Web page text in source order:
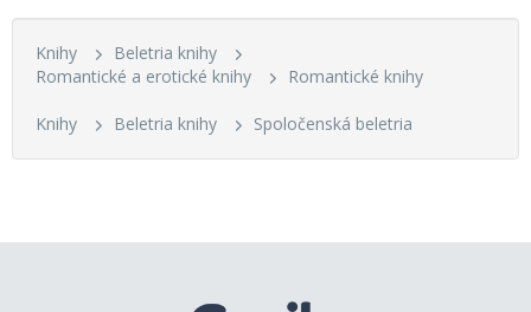
Knihy
Beletria knihy
Romantické a erotické knihy
Romantické knihy
Knihy Beletria knihy Spoločenská beletria